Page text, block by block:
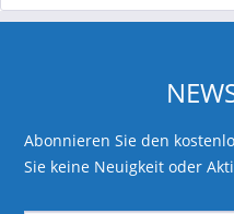
Abonnieren Sie den
Sie keine Neuigkeit oder